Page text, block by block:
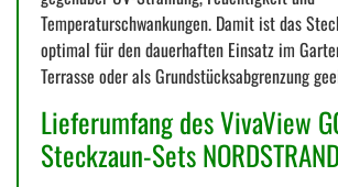
Temperaturschwankungen. Damit ist das
optimal für den dauerhaften Einsatz im
Terrasse oder als Grundstücksabgrenzung
Lieferumfang des VivaView
Steckzaun-Sets NORDSTRAND